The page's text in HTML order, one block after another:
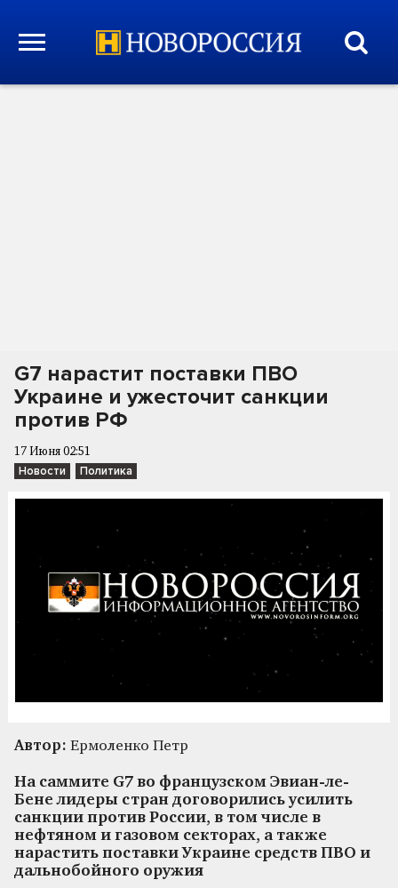
G7 нарастит поставки ПВО
Украине и ужесточит санкции
против РФ
17 Июня 02:51
Новости Политика
Автор: Ермоленко Петр
На саммите G7 во французском Эвиан-ле-
Бене лидеры стран договорились усилить
санкции против России, в том числе в
нефтяном и газовом секторах, а также
нарастить поставки Украине средств ПВО и
дальнобойного оружия